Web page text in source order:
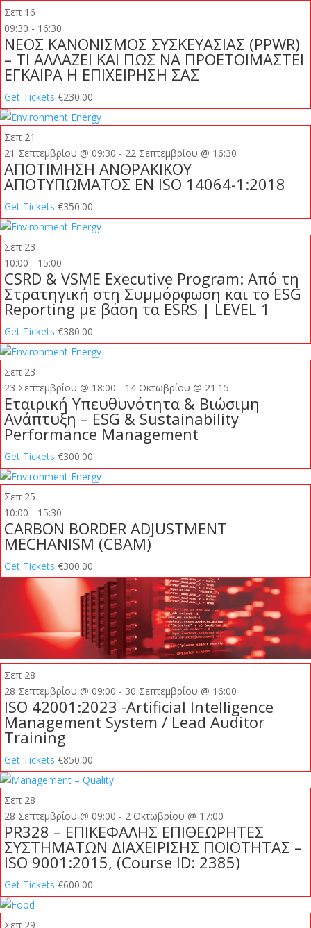
Σεπ 16
09:30 - 16:30
ΝΕΟΣ ΚΑΝΟΝΙΣΜΟΣ ΣΥΣΚΕΥΑΣΙΑΣ (PPWR)
– ΤΙ ΑΛΛΑΖΕΙ ΚΑΙ ΠΩΣ ΝΑ ΠΡΟΕΤΟΙΜΑΣΤΕΙ
ΕΓΚΑΙΡΑ Η ΕΠΙΧΕΙΡΗΣΗ ΣΑΣ
Get Tickets €230.00
Σεπ 21
21 Σεπτεμβρίου @ 09:30 - 22 Σεπτεμβρίου @ 16:30
ΑΠΟΤΙΜΗΣΗ ΑΝΘΡΑΚΙΚΟΥ
ΑΠΟΤΥΠΩΜΑΤΟΣ EN ISO 14064-1:2018
Get Tickets €350.00
Σεπ 23
10:00 - 15:00
CSRD & VSME Executive Program: Από τη
Στρατηγική στη Συμμόρφωση και το ESG
Reporting με βάση τα ESRS | LEVEL 1
Get Tickets €380.00
Σεπ 23
23 Σεπτεμβρίου @ 18:00 - 14 Οκτωβρίου @ 21:15
Εταιρική Υπευθυνότητα & Βιώσιμη
Ανάπτυξη – ESG & Sustainability
Performance Management
Get Tickets €300.00
Σεπ 25
10:00 - 15:30
CARBON BORDER ADJUSTMENT
MECHANISM (CBAM)
Get Tickets €300.00
Σεπ 28
28 Σεπτεμβρίου @ 09:00 - 30 Σεπτεμβρίου @ 16:00
ΙSO 42001:2023 -Artificial Intelligence
Management System / Lead Auditor
Training
Get Tickets €850.00
Σεπ 28
28 Σεπτεμβρίου @ 09:00 - 2 Οκτωβρίου @ 17:00
PR328 – ΕΠΙΚΕΦΑΛΗΣ ΕΠΙΘΕΩΡΗΤΕΣ
ΣΥΣΤΗΜΑΤΩΝ ΔΙΑΧΕΙΡΙΣΗΣ ΠΟΙΟΤΗΤΑΣ –
ISO 9001:2015, (Course ID: 2385)
Get Tickets €600.00
Σεπ 29